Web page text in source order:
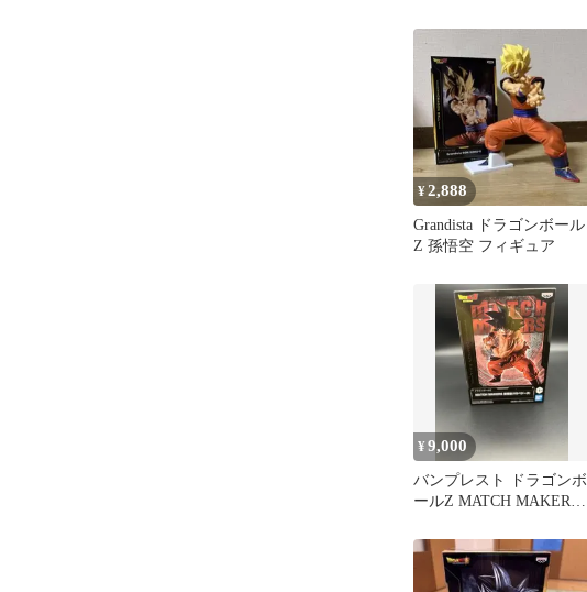
¥2,888
Grandista ドラゴンボール
Z 孫悟空 フィギュア
¥9,000
バンプレスト ドラゴンボ
ールZ MATCH MAKERS